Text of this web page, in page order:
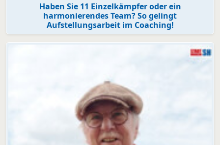
Haben Sie 11 Einzelkämpfer oder ein
harmonierendes Team? So gelingt
Aufstellungsarbeit im Coaching!